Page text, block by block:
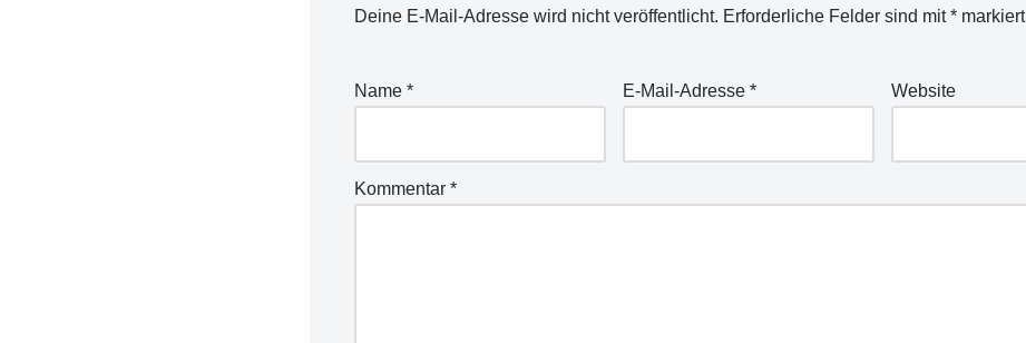
Deine E-Mail-Adresse wird nicht veröffentlicht. Erforderliche Felder sind mit*markiert
Name * E-Mail-Adresse * Website
Kommentar *